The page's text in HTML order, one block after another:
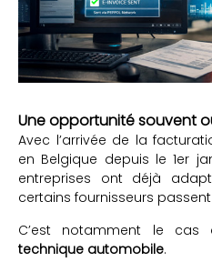
Une opportunité souvent
Avec l’arrivée de la
en Belgique depuis le 1er
entreprises ont déjà
certains fournisseurs
C’est notamment le cas
technique automobile.